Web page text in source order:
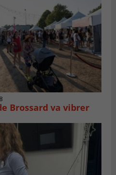
Brossard va vibrer